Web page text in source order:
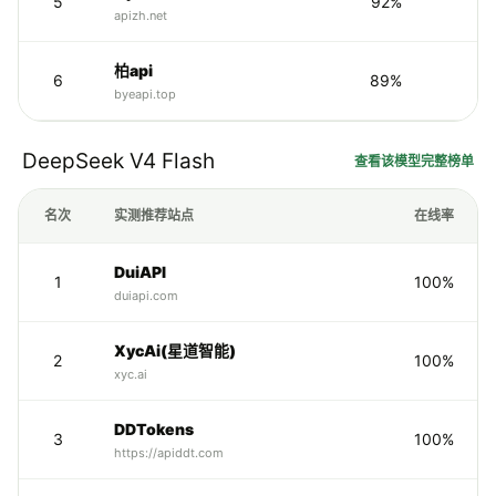
apizh.net
6
柏api
byeapi.top
89%
DeepSeek V4 Flash 查看该模型完整榜单
名次 实测推荐站点 在线率
1
DuiAPI
duiapi.com
100%
2
XycAi(星道智能)
xyc.ai
100%
3
DDTokens
https://apiddt.com
100%